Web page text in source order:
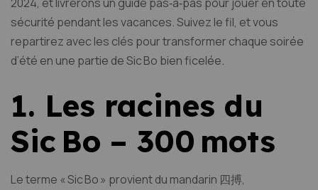
sécurité pendant les vacances. Suivez le fil, et vous
repartirez avec les clés pour transformer chaque soirée
d’été en une partie de Sic Bo bien ficelée.
1. Les racines du
Sic Bo – 300 mots
Le terme « Sic Bo » provient du mandarin 四搏,